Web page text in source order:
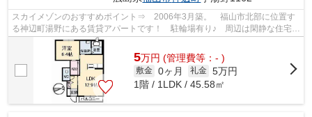
スカイメゾンのおすすめポイント⇒ 2006年3月築。 福山市北部に位置す
る神辺町湯野にある賃貸アパートです！ 駐輪場有り♪ 周辺は閑静な住宅地
です。 徒歩約8分の場所に、スーパー...
5万円 (管理費等：- )
敷金 0ヶ月 礼金 5万円
1階 / 1LDK / 45.58㎡